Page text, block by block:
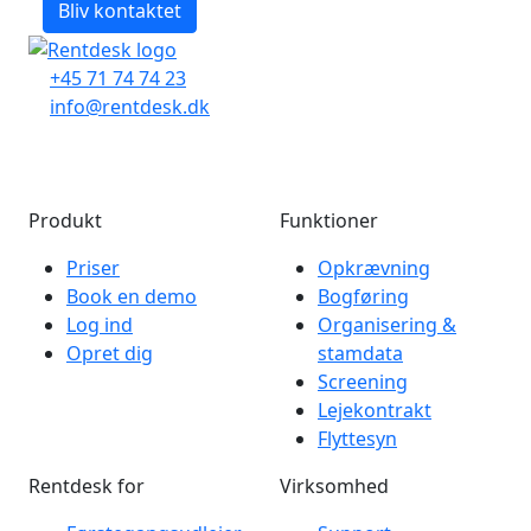
+45 71 74 74 23
info@rentdesk.dk
Produkt
Priser
Book en demo
Log ind
Opret dig
Funktioner
Opkrævning
Bogføring
Organisering &
stamdata
Screening
Lejekontrakt
Flyttesyn
Rentdesk for
Virksomhed